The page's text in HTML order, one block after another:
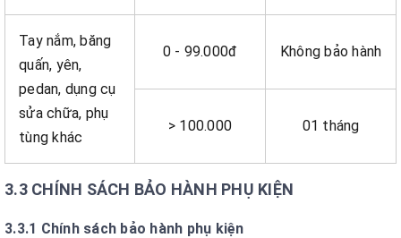
Tay nắm, băng
quấn, yên,
pedan, dụng cụ
sửa chữa, phụ
tùng khác
0 - 99.000đ Không bảo hành
> 100.000 01 tháng
3.3 CHÍNH SÁCH BẢO HÀNH PHỤ KIỆN
3.3.1 Chính sách bảo hành phụ kiện